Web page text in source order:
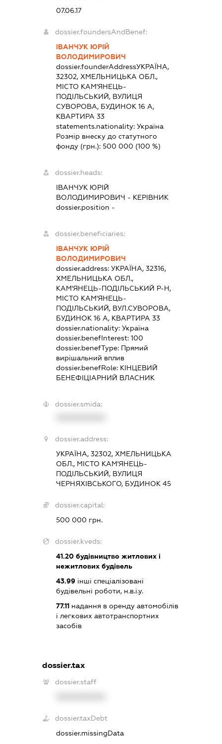
07.06.17
dossier.foundersAndBenef:
ІВАНЧУК ЮРІЙ
ВОЛОДИМИРОВИЧ
dossier.founderAddressУКРАЇНА,
32302, ХМЕЛЬНИЦЬКА ОБЛ.,
МІСТО КАМ'ЯНЕЦЬ-
ПОДІЛЬСЬКИЙ, ВУЛИЦЯ
СУВОРОВА, БУДИНОК 16 А,
КВАРТИРА 33
statements.nationality: Україна
Розмір внеску до статутного
фонду (грн.): 500 000 (100 %)
dossier.heads:
ІВАНЧУК ЮРІЙ
ВОЛОДИМИРОВИЧ - КЕРІВНИК
dossier.position -
dossier.beneficiaries:
ІВАНЧУК ЮРІЙ
ВОЛОДИМИРОВИЧ
dossier.address: УКРАЇНА, 32316,
ХМЕЛЬНИЦЬКА ОБЛ.,
КАМ'ЯНЕЦЬ-ПОДІЛЬСЬКИЙ Р-Н,
МІСТО КАМ'ЯНЕЦЬ-
ПОДІЛЬСЬКИЙ, ВУЛ.СУВОРОВА,
БУДИНОК 16 А, КВАРТИРА 33
dossier.nationality: Україна
dossier.benefInterest: 100
dossier.benefType: Прямий
вирішальний вплив
dossier.benefRole: КІНЦЕВИЙ
БЕНЕФІЦІАРНИЙ ВЛАСНИК
dossier.smida:
dossier.address:
УКРАЇНА, 32302, ХМЕЛЬНИЦЬКА
ОБЛ., МІСТО КАМ'ЯНЕЦЬ-
ПОДІЛЬСЬКИЙ, ВУЛИЦЯ
ЧЕРНЯХІВСЬКОГО, БУДИНОК 45
dossier.capital:
500 000 грн.
dossier.kveds:
41.20будівництво житлових і
нежитлових будівель
43.99інші спеціалізовані
будівельні роботи, н.в.і.у.
77.11надання в оренду автомобілів
і легкових автотранспортних
засобів
dossier.tax
dossier.staff
dossier.taxDebt
dossier.missingData